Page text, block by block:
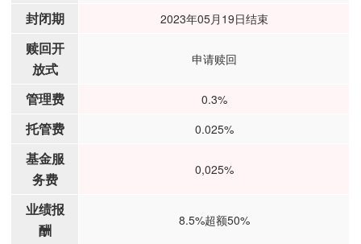
封闭期 2023年05月19日结束
赎回开
放式
申请赎回
管理费 0.3%
托管费 0.025%
基金服
务费
0,025%
业绩报
酬
8.5%超额50%